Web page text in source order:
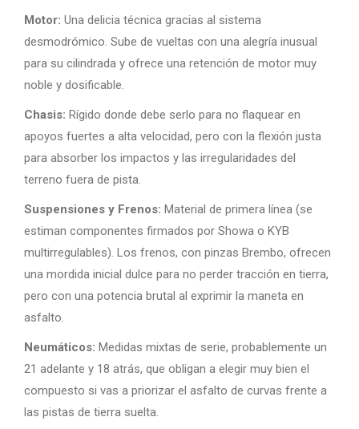
Motor: Una delicia técnica gracias al sistema
desmodrómico. Sube de vueltas con una alegría inusual
para su cilindrada y ofrece una retención de motor muy
noble y dosificable.
Chasis: Rígido donde debe serlo para no flaquear en
apoyos fuertes a alta velocidad, pero con la flexión justa
para absorber los impactos y las irregularidades del
terreno fuera de pista.
Suspensiones y Frenos: Material de primera línea (se
estiman componentes firmados por Showa o KYB
multirregulables). Los frenos, con pinzas Brembo, ofrecen
una mordida inicial dulce para no perder tracción en tierra,
pero con una potencia brutal al exprimir la maneta en
asfalto.
Neumáticos: Medidas mixtas de serie, probablemente un
21 adelante y 18 atrás, que obligan a elegir muy bien el
compuesto si vas a priorizar el asfalto de curvas frente a
las pistas de tierra suelta.